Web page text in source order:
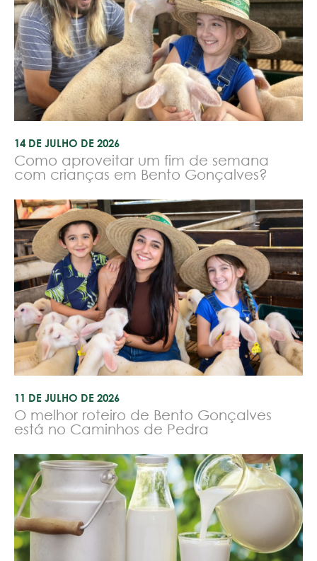
14 DE JULHO DE 2026
Como aproveitar um fim de semana
com crianças em Bento Gonçalves?
11 DE JULHO DE 2026
O melhor roteiro de Bento Gonçalves
está no Caminhos de Pedra